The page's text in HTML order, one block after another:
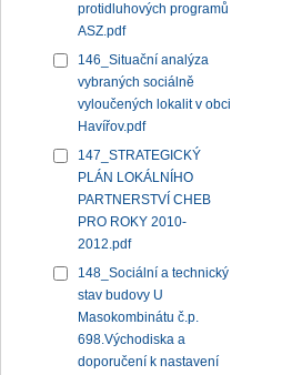
protidluhových programů
ASZ.pdf
146_Situační analýza
vybraných sociálně
vyloučených lokalit v obci
Havířov.pdf
147_STRATEGICKÝ
PLÁN LOKÁLNÍHO
PARTNERSTVÍ CHEB
PRO ROKY 2010-
2012.pdf
148_Sociální a technický
stav budovy U
Masokombinátu č.p.
698.Východiska a
doporučení k nastavení